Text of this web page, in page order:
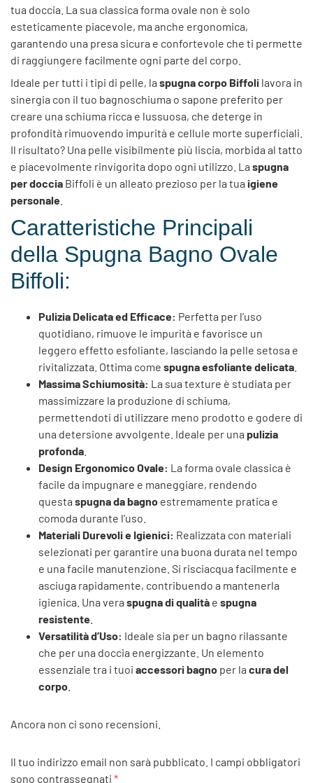
tua doccia. La sua classica forma ovale non è solo
esteticamente piacevole, ma anche ergonomica,
garantendo una presa sicura e confortevole che ti permette
di raggiungere facilmente ogni parte del corpo.
Ideale per tutti i tipi di pelle, la spugna corpo Biffoli lavora in
sinergia con il tuo bagnoschiuma o sapone preferito per
creare una schiuma ricca e lussuosa, che deterge in
profondità rimuovendo impurità e cellule morte superficiali.
Il risultato? Una pelle visibilmente più liscia, morbida al tatto
e piacevolmente rinvigorita dopo ogni utilizzo. La spugna
per doccia Biffoli è un alleato prezioso per la tua igiene
personale
Caratteristiche Principali
della Spugna Bagno Ovale
Biffoli:
Pulizia Delicata ed Efficace: Perfetta per l’uso
quotidiano, rimuove le impurità e favorisce un
leggero effetto esfoliante, lasciando la pelle setosa e
rivitalizzata. Ottima come spugna esfoliante delicata
Massima Schiumosità: La sua texture è studiata per
massimizzare la produzione di schiuma,
permettendoti di utilizzare meno prodotto e godere di
una detersione avvolgente. Ideale per una pulizia
profonda
Design Ergonomico Ovale: La forma ovale classica è
facile da impugnare e maneggiare, rendendo
questa spugna da bagno estremamente pratica e
comoda durante l’uso.
Materiali Durevoli e Igienici: Realizzata con materiali
selezionati per garantire una buona durata nel tempo
e una facile manutenzione. Si risciacqua facilmente e
asciuga rapidamente, contribuendo a mantenerla
igienica. Una vera spugna di qualità e spugna
resistente
Versatilità d’Uso: Ideale sia per un bagno rilassante
che per una doccia energizzante. Un elemento
essenziale tra i tuoi accessori bagno per la cura del
corpo
Ancora non ci sono recensioni.
Il tuo indirizzo email non sarà pubblicato. I campi obbligatori
sono contrassegnati *